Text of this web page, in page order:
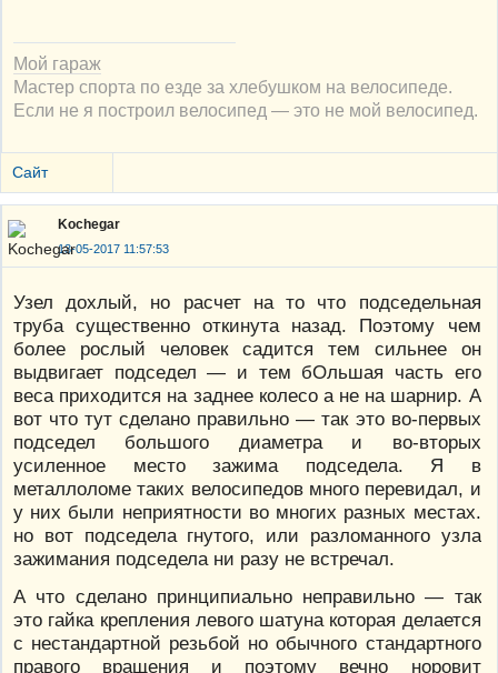
Мой гараж
Мастер спорта по езде за хлебушком на велосипеде.
Если не я построил велосипед — это не мой велосипед.
Сайт
Kochegar
13-05-2017 11:57:53
Узел дохлый, но расчет на то что подседельная
труба существенно откинута назад. Поэтому чем
более рослый человек садится тем сильнее он
выдвигает подседел — и тем бОльшая часть его
веса приходится на заднее колесо а не на шарнир. А
вот что тут сделано правильно — так это во-первых
подседел большого диаметра и во-вторых
усиленное место зажима подседела. Я в
металлоломе таких велосипедов много перевидал, и
у них были неприятности во многих разных местах.
но вот подседела гнутого, или разломанного узла
зажимания подседела ни разу не встречал.
А что сделано принципиально неправильно — так
это гайка крепления левого шатуна которая делается
с нестандартной резьбой но обычного стандартного
правого вращения и поэтому вечно норовит